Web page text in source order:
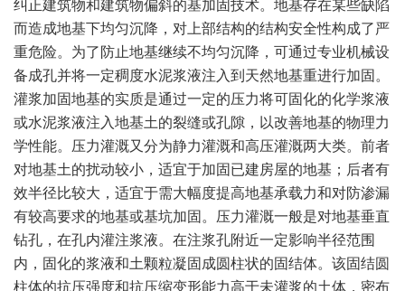
纠正建筑物和建筑物偏斜的基加固技术。地基存在某些缺陷
而造成地基下均匀沉降，对上部结构的结构安全性构成了严
重危险。为了防止地基继续不均匀沉降，可通过专业机械设
备成孔并将一定稠度水泥浆液注入到天然地基重进行加固。
灌浆加固地基的实质是通过一定的压力将可固化的化学浆液
或水泥浆液注入地基土的裂缝或孔隙，以改善地基的物理力
学性能。压力灌溉又分为静力灌溉和高压灌溉两大类。前者
对地基土的扰动较小，适宜于加固已建房屋的地基；后者有
效半径比较大，适宜于需大幅度提高地基承载力和对防渗漏
有较高要求的地基或基坑加固。压力灌溉一般是对地基垂直
钻孔，在孔内灌注浆液。在注浆孔附近一定影响半径范围
内，固化的浆液和土颗粒凝固成圆柱状的固结体。该固结圆
柱体的抗压强度和抗压缩变形能力高于未灌浆的土体，密布